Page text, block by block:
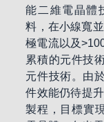
能二維電晶體
料，在小線寬
極電流以及
累積的元件技
元件技術。由
件效能仍待提
製程，目標實現